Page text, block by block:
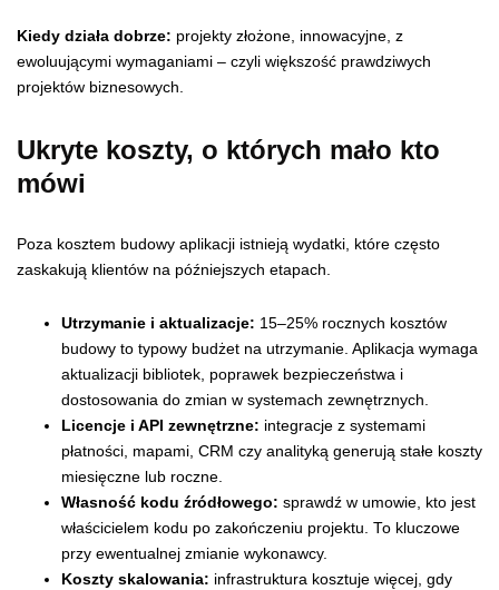
Kiedy działa dobrze: projekty złożone, innowacyjne, z
ewoluującymi wymaganiami – czyli większość prawdziwych
projektów biznesowych.
Ukryte koszty, o których mało kto
mówi
Poza kosztem budowy aplikacji istnieją wydatki, które często
zaskakują klientów na późniejszych etapach.
Utrzymanie i aktualizacje: 15–25% rocznych kosztów
budowy to typowy budżet na utrzymanie. Aplikacja wymaga
aktualizacji bibliotek, poprawek bezpieczeństwa i
dostosowania do zmian w systemach zewnętrznych.
Licencje i API zewnętrzne: integracje z systemami
płatności, mapami, CRM czy analityką generują stałe koszty
miesięczne lub roczne.
Własność kodu źródłowego: sprawdź w umowie, kto jest
właścicielem kodu po zakończeniu projektu. To kluczowe
przy ewentualnej zmianie wykonawcy.
Koszty skalowania: infrastruktura kosztuje więcej, gdy